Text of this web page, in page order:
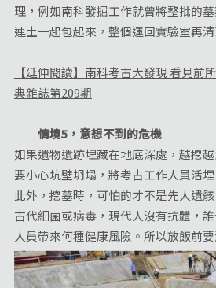
理，例如南科發掘工作就曾將整批的
連土一起包起來，整個運回實驗室再清
【延伸閱讀】南科考古大發現 看見前
典雜誌第209期
情境5，意想不到的危機
如果遺物遺跡埋藏在地底深處，越挖
要小心坑壁坍塌，將考古工作人員活
此外，挖墓時，可怕的才不是先人遺
古代細菌或病毒，現代人沒有抗體，
人員帶來何種健康風險。所以放飯前要